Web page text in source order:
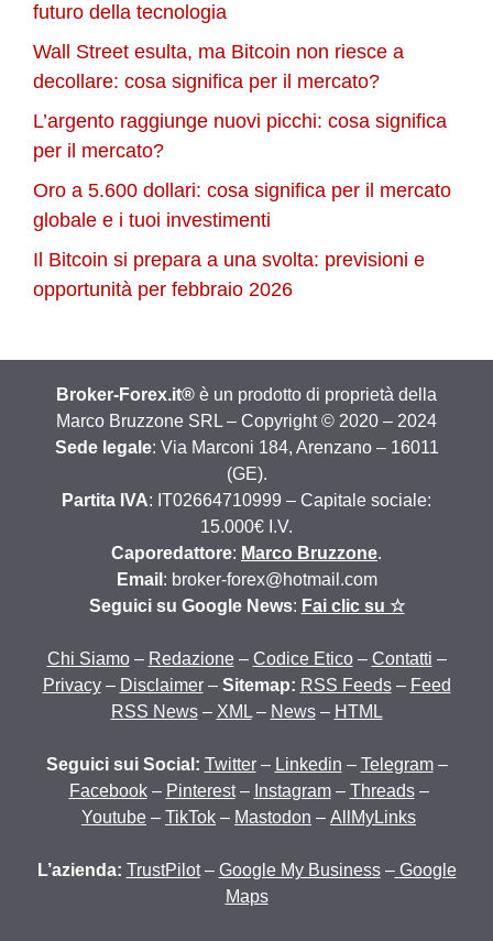
futuro della tecnologia
Wall Street esulta, ma Bitcoin non riesce a
decollare: cosa significa per il mercato?
L’argento raggiunge nuovi picchi: cosa significa
per il mercato?
Oro a 5.600 dollari: cosa significa per il mercato
globale e i tuoi investimenti
Il Bitcoin si prepara a una svolta: previsioni e
opportunità per febbraio 2026
Broker-Forex.it® è un prodotto di proprietà della
Marco Bruzzone SRL – Copyright © 2020 – 2024
Sede legale: Via Marconi 184, Arenzano – 16011
(GE).
Partita IVA: IT02664710999 – Capitale sociale:
15.000€ I.V.
Caporedattore: Marco Bruzzone.
Email : broker-forex@hotmail.com
Seguici su Google News: Fai clic su ☆
Chi Siamo– Redazione– Codice Etico– Contatti –
Privacy– Disclaimer– Sitemap: RSS Feeds– Feed
RSS News– XML– News– HTML
Seguici sui Social: Twitter– Linkedin – Telegram–
Facebook– Pinterest– Instagram– Threads–
Youtube – TikTok – Mastodon – AllMyLinks
L’azienda: TrustPilot– Google My Business– Google
Maps